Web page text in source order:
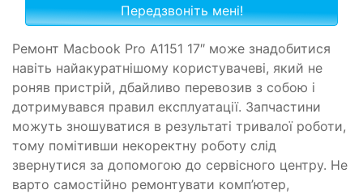
Ремонт Macbook Pro A1151 17″ може знадобитися
навіть найакуратнішому користувачеві, який не
роняв пристрій, дбайливо перевозив з собою і
дотримувався правил експлуатації. Запчастини
можуть зношуватися в результаті тривалої роботи,
тому помітивши некоректну роботу слід
звернутися за допомогою до сервісного центру. Не
варто самостійно ремонтувати комп’ютер,